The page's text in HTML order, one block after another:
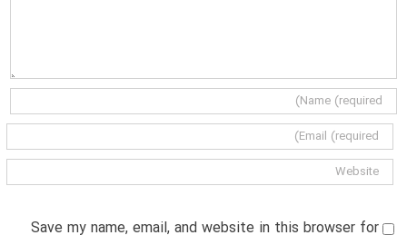
Save my name, email, and website in this browser for